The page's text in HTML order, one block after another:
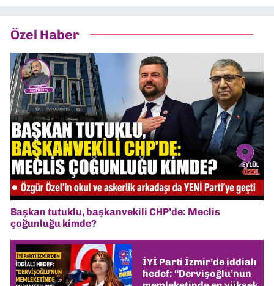
Özel Haber
Başkan tutuklu, başkanvekili CHP’de: Meclis
çoğunluğu kimde?
İYİ Parti İzmir’de iddialı
hedef: “Dervişoğlu’nun